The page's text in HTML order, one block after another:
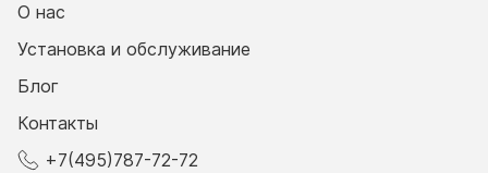
О нас
Установка и обслуживание
Блог
Контакты
+7(495)787-72-72